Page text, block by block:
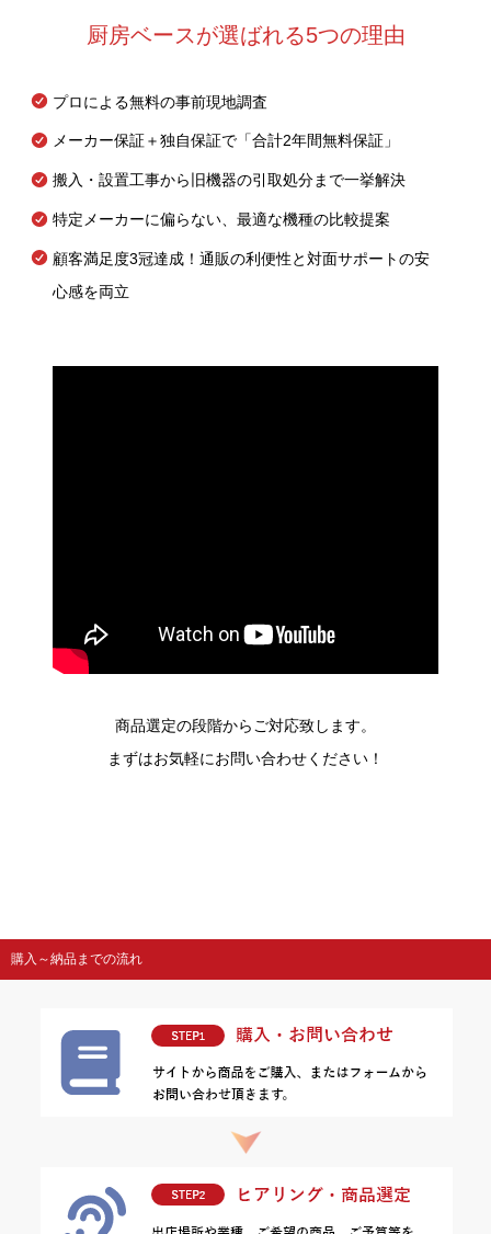
厨房ベースが選ばれる5つの理由
プロによる無料の事前現地調査
メーカー保証＋独自保証で「合計2年間無料保証」
搬入・設置工事から旧機器の引取処分まで一挙解決
特定メーカーに偏らない、最適な機種の比較提案
顧客満足度3冠達成！通販の利便性と対面サポートの安
心感を両立
商品選定の段階からご対応致します。
まずはお気軽にお問い合わせください！
購入～納品までの流れ